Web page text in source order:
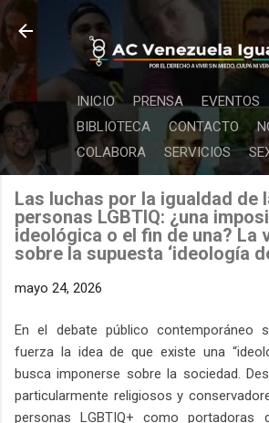
Ir al contenido
INICIO PRENSA
EVENTOS
BIBLIOTECA
CONTACTO
COLABORA
SERVICIOS
Las luchas por la igualdad de
personas LGBTIQ: ¿una
ideológica o el fin de una? La
sobre la supuesta ‘ideología
mayo 24, 2026
En el debate público contemporáneo
fuerza la idea de que existe una
busca imponerse sobre la sociedad.
particularmente religiosos y
personas LGBTIQ+ como portadoras